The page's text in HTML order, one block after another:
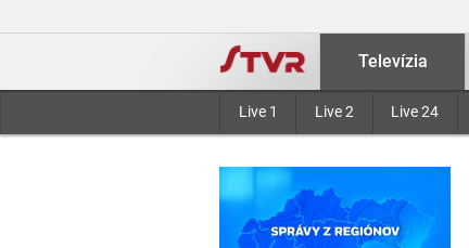
Televízia
Live 1 Live 2 Live 24